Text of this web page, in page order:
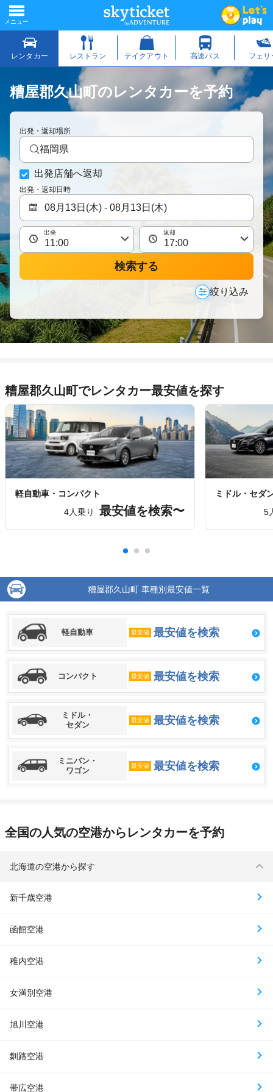
糟屋郡久山町のレンタカーを予約
出発・返却場所
福岡県
出発店舗へ返却
出発・返却日時
出発 返却
検索する
絞り込み
糟屋郡久山町でレンタカー最安値を探す
軽自動車・コンパクト
4人乗り
最安値を検索〜
ミドル・セダ
5
糟屋郡久山町 車種別最安値一覧
軽自動車 最安値 最安値を検索
コンパクト 最安値 最安値を検索
ミドル・
セダン
最安値 最安値を検索
ミニバン・
ワゴン
最安値 最安値を検索
全国の人気の空港からレンタカーを予約
北海道の空港から探す
新千歳空港
函館空港
稚内空港
女満別空港
旭川空港
釧路空港
帯広空港